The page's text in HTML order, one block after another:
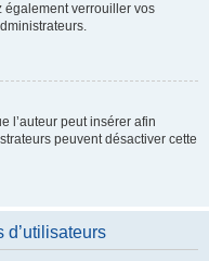
également verrouiller vos
l’auteur peut insérer afin
peuvent désactiver cette
d’utilisateurs